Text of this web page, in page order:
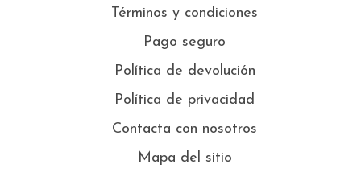
Términos y condiciones
Pago seguro
Política de devolución
Política de privacidad
Contacta con nosotros
Mapa del sitio